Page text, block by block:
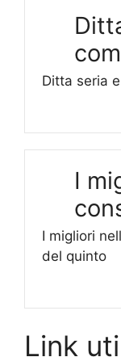
Ditta seria
I
I migliori
del quinto
Link